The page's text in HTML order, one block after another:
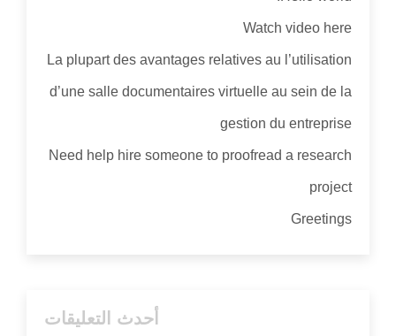
Watch video here
La plupart des avantages relatives au l’utilisation
d’une salle documentaires virtuelle au sein de la
gestion du entreprise
Need help hire someone to proofread a research
project
Greetings
أحدث التعليقات